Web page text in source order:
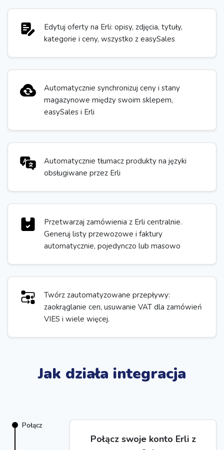
Edytuj oferty na Erli: opisy, zdjęcia, tytuły,
kategorie i ceny, wszystko z easySales
Automatycznie synchronizuj ceny i stany
magazynowe między swoim sklepem,
easySales i Erli
Automatycznie tłumacz produkty na języki
obsługiwane przez Erli
Przetwarzaj zamówienia z Erli centralnie.
Generuj listy przewozowe i faktury
automatycznie, pojedynczo lub masowo
Twórz zautomatyzowane przepływy:
zaokrąglanie cen, usuwanie VAT dla zamówień
VIES i wiele więcej.
Jak działa integracja
Połącz
Połącz swoje konto Erli z